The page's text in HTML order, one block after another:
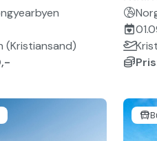
(Kristiansand)